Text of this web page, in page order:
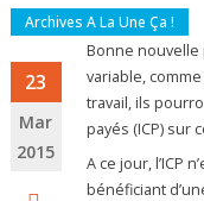
Archives A La Une Ça !
23
Mar
2015
Bonne
variable,
travail, ils
payés (ICP) sur
A ce jour, l’ICP
bénéficiant